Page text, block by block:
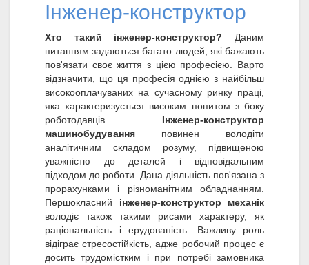
Інженер-конструктор
Хто такий інженер-конструктор? Даним
питанням задаються багато людей, які бажають
пов'язати своє життя з цією професією. Варто
відзначити, що ця професія однією з найбільш
високооплачуваних на сучасному ринку праці,
яка характеризується високим попитом з боку
роботодавців. Інженер-конструктор
машинобудування повинен володіти
аналітичним складом розуму, підвищеною
уважністю до деталей і відповідальним
підходом до роботи. Дана діяльність пов'язана з
прорахунками і різноманітним обладнанням.
Першокласний інженер-конструктор механік
володіє також такими рисами характеру, як
раціональність і ерудованість. Важливу роль
відіграє стресостійкість, адже робочий процес є
досить трудомістким і при потребі замовника